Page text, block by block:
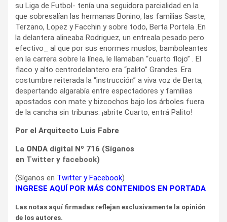
su Liga de Futbol- tenía una seguidora parcialidad en la
que sobresalían las hermanas Bonino, las familias Saste,
Terzano, Lopez y Facchin y sobre todo, Berta Portela .En
la delantera alineaba Rodriguez, un entreala pesado pero
efectivo_ al que por sus enormes muslos, bamboleantes
en la carrera sobre la línea, le llamaban “cuarto flojo” . El
flaco y alto centrodelantero era “palito” Grandes. Era
costumbre reiterada la “instrucción” a viva voz de Berta,
despertando algarabía entre espectadores y familias
apostados con mate y bizcochos bajo los árboles fuera
de la cancha sin tribunas: ¡abrite Cuarto, entrá Palito!
Por el Arquitecto Luis Fabre
La ONDA digital Nº 716 (Síganos
en Twitter y facebook)
(Síganos en Twitter yFacebook)
INGRESE AQUÍ POR MÁS CONTENIDOS EN PORTADA
Las notas aquí firmadas reflejan exclusivamente la opinión
de los autores.